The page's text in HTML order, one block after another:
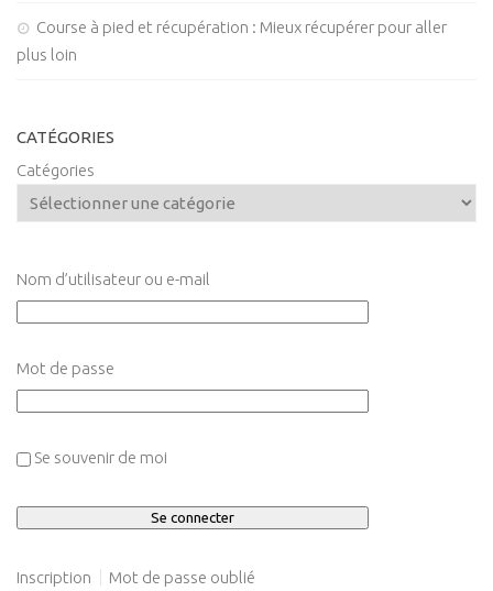
Course à pied et récupération : Mieux récupérer pour aller
plus loin
CATÉGORIES
Catégories
Nom d’utilisateur ou e-mail
Mot de passe
Se souvenir de moi
Inscription Mot de passe oublié